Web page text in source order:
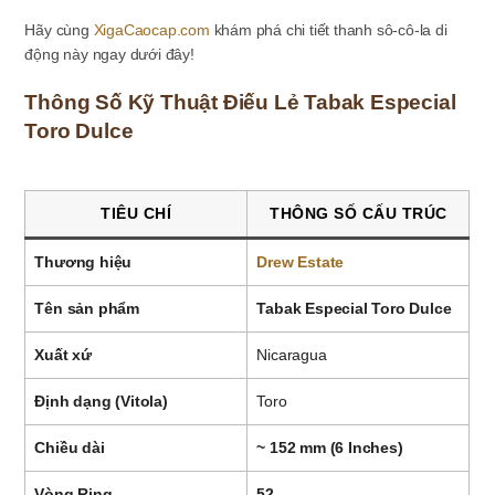
Hãy cùng XigaCaocap.com khám phá chi tiết thanh sô-cô-la di
động này ngay dưới đây!
Thông Số Kỹ Thuật Điếu Lẻ Tabak Especial
Toro Dulce
TIÊU CHÍ THÔNG SỐ CẤU TRÚC
Thương hiệu Drew Estate
Tên sản phẩm Tabak Especial Toro Dulce
Xuất xứ Nicaragua
Định dạng (Vitola) Toro
Chiều dài ~ 152 mm (6 Inches)